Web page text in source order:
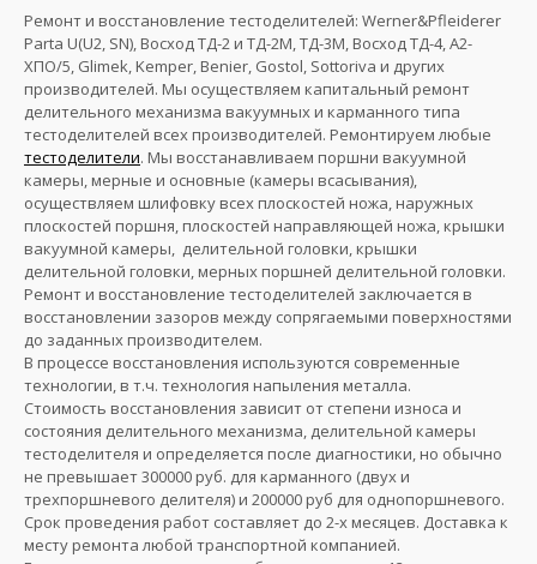
Ремонт и восстановление тестоделителей: Werner&Pfleiderer
Parta U(U2, SN), Восход ТД-2 и ТД-2М, ТД-3М, Восход ТД-4, А2-
ХПО/5, Glimek, Kemper, Benier, Gostol, Sottoriva и других
производителей. Мы осуществляем капитальный ремонт
делительного механизма вакуумных и карманного типа
тестоделителей всех производителей. Ремонтируем любые
тестоделители. Мы восстанавливаем поршни вакуумной
камеры, мерные и основные (камеры всасывания),
осуществляем шлифовку всех плоскостей ножа, наружных
плоскостей поршня, плоскостей направляющей ножа, крышки
вакуумной камеры, делительной головки, крышки
делительной головки, мерных поршней делительной головки.
Ремонт и восстановление тестоделителей заключается в
восстановлении зазоров между сопрягаемыми поверхностями
до заданных производителем.
В процессе восстановления используются современные
технологии, в т.ч. технология напыления металла.
Стоимость восстановления зависит от степени износа и
состояния делительного механизма, делительной камеры
тестоделителя и определяется после диагностики, но обычно
не превышает 300000 руб. для карманного (двух и
трехпоршневого делителя) и 200000 руб для однопоршневого.
Срок проведения работ составляет до 2-х месяцев. Доставка к
месту ремонта любой транспортной компанией.